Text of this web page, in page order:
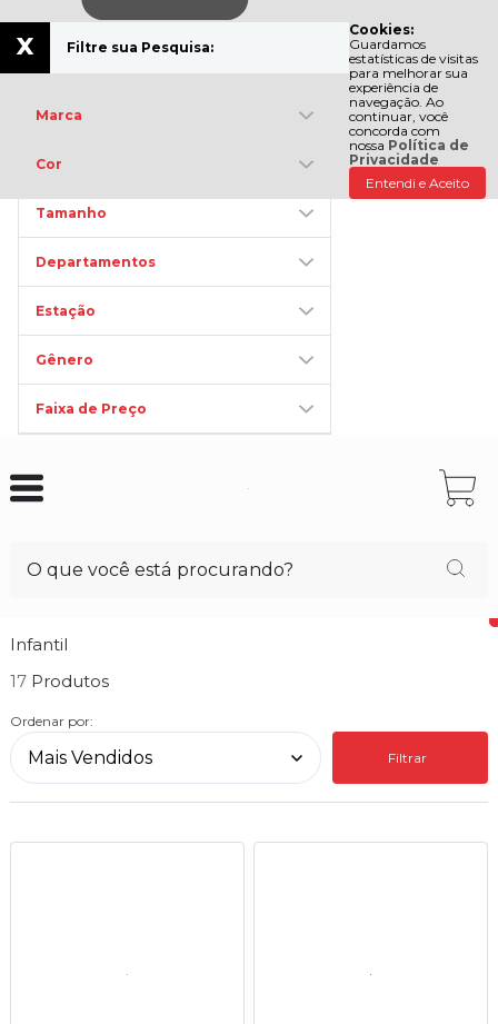
x Filtre sua Pesquisa:
Marca
Cor
Tamanho
Departamentos
Estação
Gênero
Faixa de Preço
Cookies:
Guardamos
estatísticas de visitas
para melhorar sua
experiência de
navegação. Ao
continuar, você
concorda com
nossa Política de
Privacidade
Entendi e Aceito
Infantil
17
Ordenar por:
Filtrar